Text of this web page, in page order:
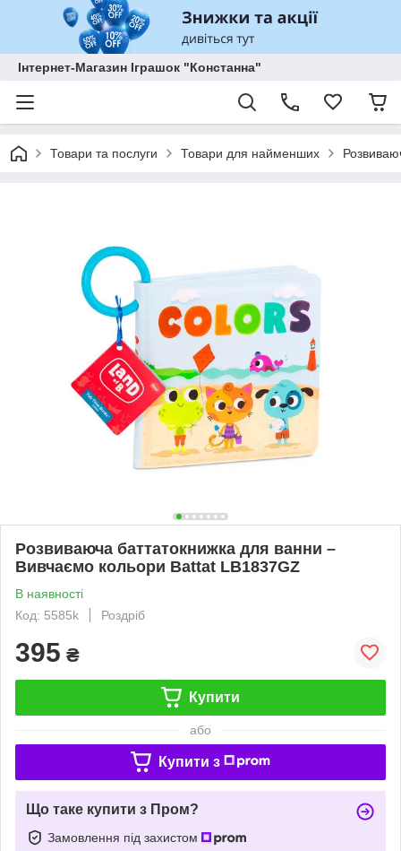
Інтернет-Магазин Іграшок "Констанна"
Товари та послуги Товари для найменших
Розвиваюча баттатокнижка для ванни –
Вивчаємо кольори Battat LB1837GZ
В наявності
Код: 5585k
Роздріб
395 ₴
Купити
або
Купити з
Що таке купити з Пром?
Замовлення під захистом